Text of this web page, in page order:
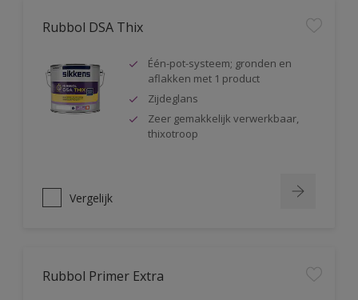
Rubbol DSA Thix
Één-pot-systeem; gronden en
aflakken met 1 product
Zijdeglans
Zeer gemakkelijk verwerkbaar,
thixotroop
Vergelijk
Rubbol Primer Extra